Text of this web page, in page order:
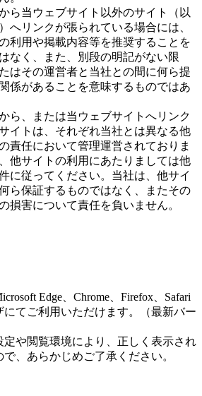
ら当ウェブサイト以外のサイト（以
へリンクが張られている場合には、
利用や掲載内容等を推奨することを
なく、また、別段の明記がない限
はその運営者と当社との間に何ら提
係があることを意味するものではあ
ら、または当ウェブサイトへリンク
イトは、それぞれ当社とは異なる他
責任において管理運営されておりま
他サイトの利用にあたりましては他
に従ってください。当社は、他サイ
ら保証するものではなく、またその
損害について責任を負いません。
Edge、Chrome、Firefox、Safari
てご利用いただけます。（最新バー
定や閲覧環境により、正しく表示され
、あらかじめご了承ください。